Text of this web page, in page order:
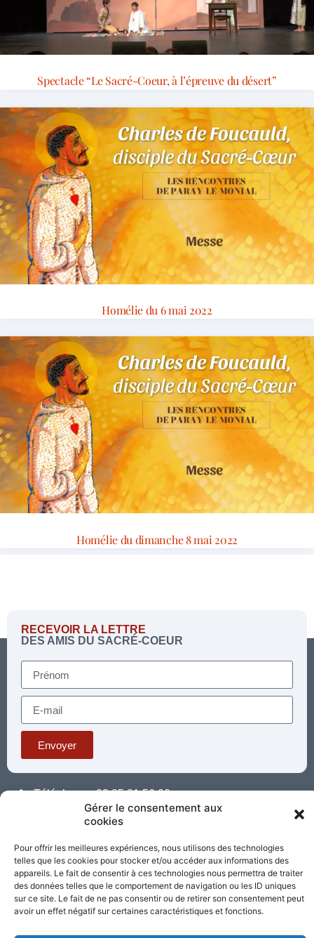
Gérer le consentement aux
cookies
Pour offrir les meilleures expériences, nous utilisons des technologies
telles que les cookies pour stocker et/ou accéder aux informations des
appareils. Le fait de consentir à ces technologies nous permettra de traiter
des données telles que le comportement de navigation ou les ID uniques
sur ce site. Le fait de ne pas consentir ou de retirer son consentement peut
avoir un effet négatif sur certaines caractéristiques et fonctions.
Spectacle “Le Sacré-Coeur, à l’épreuve du désert”
Homélie du 6 mai 2022
Homélie du dimanche 8 mai 2022
RECEVOIR LA LETTRE
DES AMIS DU SACRÉ-COEUR
Envoyer
Téléphone : 03 85 81 56 00
standard@sacrecoeur-paray.org
Nos
partenaires
Mentions
légales